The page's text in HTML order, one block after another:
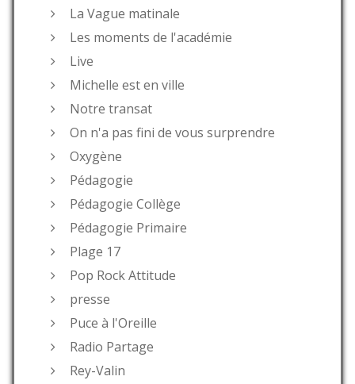
La Vague matinale
Les moments de l'académie
Live
Michelle est en ville
Notre transat
On n'a pas fini de vous surprendre
Oxygène
Pédagogie
Pédagogie Collège
Pédagogie Primaire
Plage 17
Pop Rock Attitude
presse
Puce à l'Oreille
Radio Partage
Rey-Valin